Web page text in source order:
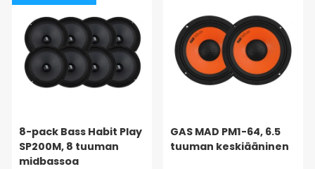
8-pack Bass Habit Play
SP200M, 8 tuuman
midbassoa
GAS MAD PM1-64, 6.5
tuuman keskiääninen